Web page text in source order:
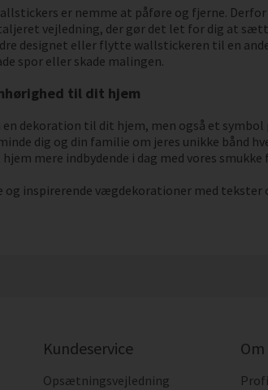
er nemme at påføre og fjerne. Derfor
vejledning, der gør det let for dig at
designet eller flytte wallstickeren til en
spor eller skade malingen.
til dit hjem
dekoration til dit hjem, men også et symbol
dig og din familie om jeres unikke bånd
mere indbydende i dag med vores
og inspirerende vægdekorationer med
Kundeservice
Opsætningsvejledning
Om